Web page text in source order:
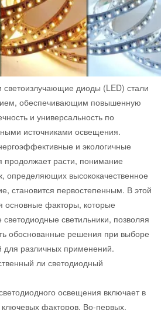
светоизлучающие диоды (LED) стали
обеспечивающим повышенную
и универсальность по
источниками освещения.
и экологичные
продолжает расти, понимание
определяющих высококачественное
становится первостепенным. В этой
основные факторы, которые
светильники, позволяя
обоснованные решения при выборе
для различных применений.
ли светодиодный
освещения включает в
ключевых факторов. Во-первых,